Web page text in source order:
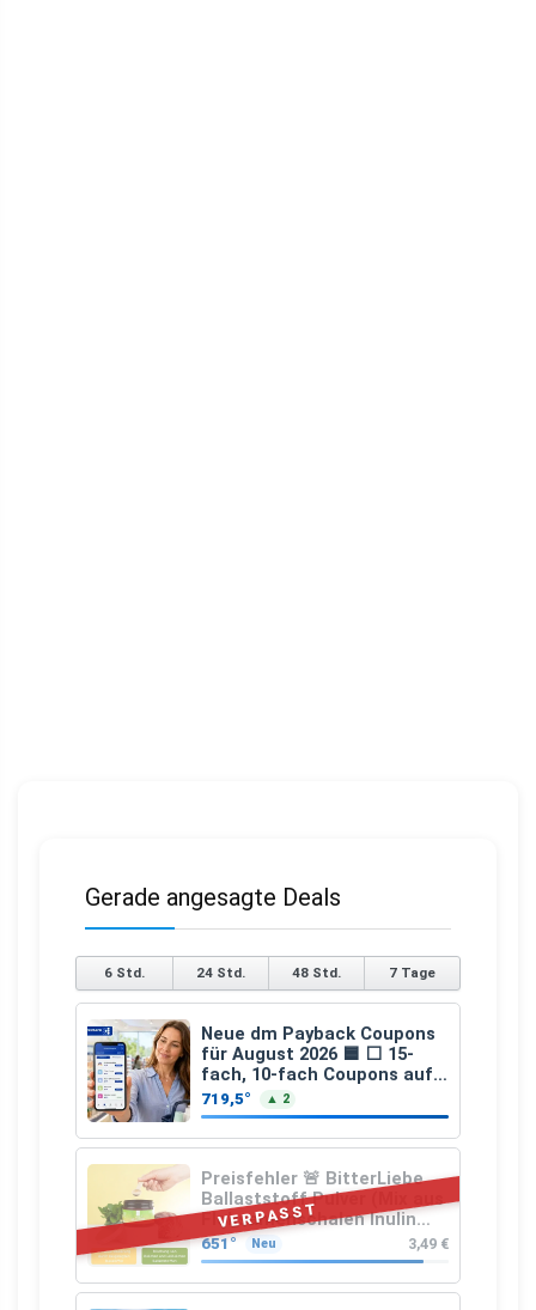
Gerade angesagte Deals
6 Std. 24 Std. 48 Std. 7 Tage
Neue dm Payback Coupons
für August 2026 🟦 ⬜ 15-
fach, 10-fach Coupons auf
den gesamten Einkauf ab 2
€
719,5° ▲ 2
VERPASST
Preisfehler 🚨 BitterLiebe
Ballaststoff Pulver (Mix aus
Flohsamenschalen Inulin
(Präbiotika) Leinsamen &
Apfelfaser)
651° Neu 3,49 €